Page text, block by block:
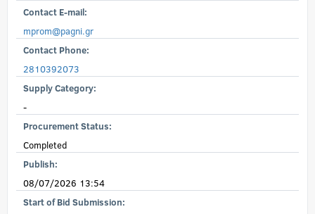
Contact E-mail:
mprom@pagni.gr
Contact Phone:
2810392073
Supply Category:
-
Procurement Status:
Completed
Publish:
08/07/2026 13:54
Start of Bid Submission: